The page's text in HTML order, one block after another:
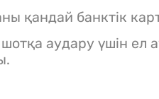
қандай банктік
аудару үшін ел